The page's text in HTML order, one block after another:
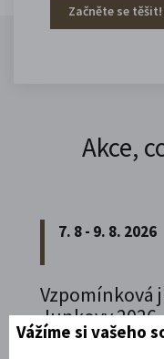
Začněte se těšit!
Akce,
7. 8 - 9. 8. 2026
Vzpomínková
Junkovy 2026
Vážíme si vašeho